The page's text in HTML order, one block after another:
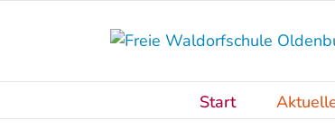
Start